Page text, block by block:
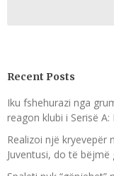
Recent Posts
Iku fshehurazi nga
reagon klubi i Serisë
Realizoi një kryevepër
Juventusi, do të